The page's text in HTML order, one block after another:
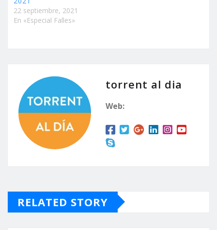
22 septiembre, 2021
En «Especial Falles»
torrent al dia
Web:
RELATED STORY